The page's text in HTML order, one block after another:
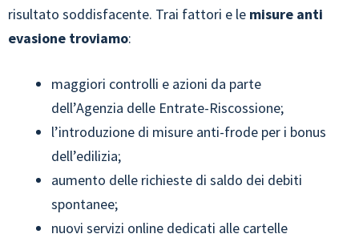
risultato soddisfacente. Trai fattori e le misure anti
evasione troviamo:
maggiori controlli e azioni da parte
dell’Agenzia delle Entrate-Riscossione;
l’introduzione di misure anti-frode per i bonus
dell’edilizia;
aumento delle richieste di saldo dei debiti
spontanee;
nuovi servizi online dedicati alle cartelle